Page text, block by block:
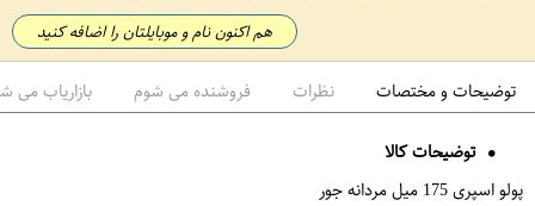
هم اکنون نام و موبایلتان را اضافه کنید
توضیحات و مختصات نظرات فروشنده می شوم بازاریاب می
توضیحات کالا
پولو اسپری 175 میل مردانه جور